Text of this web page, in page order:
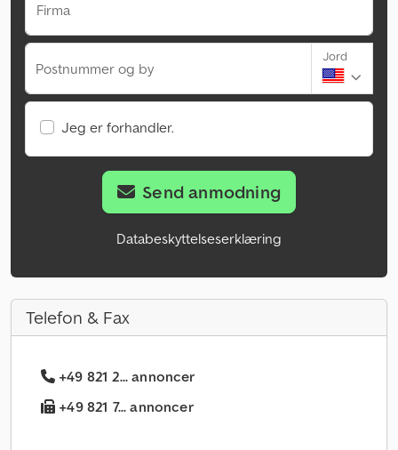
Firma
Postnummer og by
Jord
Jeg er forhandler.
Send anmodning
Databeskyttelseserklæring
Telefon & Fax
+49 821 2... annoncer
+49 821 7... annoncer